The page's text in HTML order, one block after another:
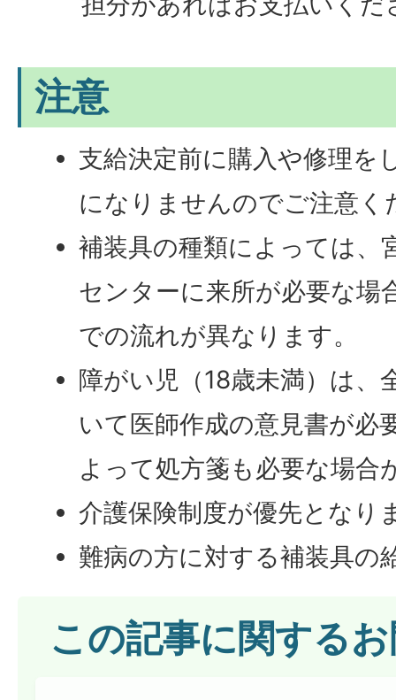
注意
支給決定前に購入や修理を
になりませんのでご注意く
補装具の種類によっては、
センターに来所が必要な場
での流れが異なります。
障がい児（18歳未満）は、
いて医師作成の意見書が必
よって処方箋も必要な場合
介護保険制度が優先となり
難病の方に対する補装具の
この記事に関する